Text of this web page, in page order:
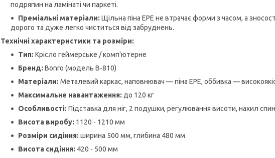
подряпин на ламінаті чи паркеті.
Преміальні матеріали: Щільна піна EPE не втрачає форми з часом, а
дорого та дуже легко чиститься від забруднень.
Технічні характеристики та розміри:
Тип: Крісло геймерське / комп'ютерне
Бренд: Bonro (модель B-810)
Матеріали: Металевий каркас, наповнювач — піна EPE, оббивка —
Максимальне навантаження: до 120 кг
Особливості: Підставка для ніг, 2 подушки, регулювання висоти, нахил
Висота виробу: 1120 - 1210 мм
Розміри сидіння: ширина 500 мм, глибина 480 мм
Висота сидіння: 420 - 500 мм